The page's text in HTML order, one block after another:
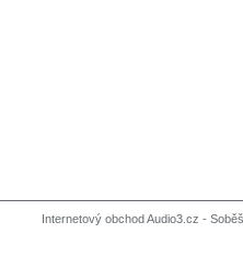
Internetový obchod Audio3.cz -